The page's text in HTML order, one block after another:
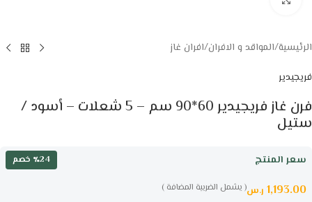
الرئيسية/المواقد و الافران/افران غاز
فريجيدير
فرن غاز فريجيدير 60*90 سم – 5 شعلات – أسود /
ستيل
سعر المنتج ٪24 خصم
( يشمل الضريبة المضافة ) 1,193.00 ر.س